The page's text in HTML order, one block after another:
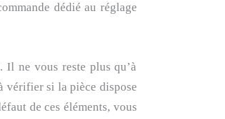
dédié au réglage
Il ne vous reste plus qu’à
vérifier si la pièce dispose
de ces éléments, vous